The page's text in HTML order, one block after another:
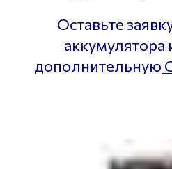
Оставьте
аккумулятора
дополнительную